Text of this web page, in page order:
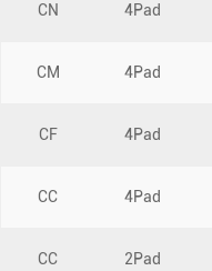
CN 4Pad
CM 4Pad
CF 4Pad
CC 4Pad
CC 2Pad